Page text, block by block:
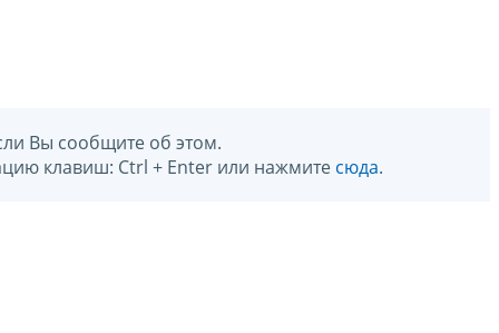
Вы сообщите об этом.
клавиш: Ctrl + Enter или нажмите сюда.